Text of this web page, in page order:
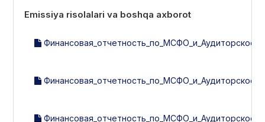
Emissiya risolalari va boshqa axborot